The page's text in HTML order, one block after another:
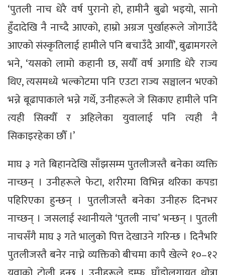
‘पुतली नाच धेरै वर्ष पुरानो हो, हामीनै बुढो भइयो, सानो
हुँदादेखि नै नाच्दै आएको, हाम्रो अग्रज पुर्खाहरूले जोगाउँदै
आएको संस्कृतिलाई हामीले पनि बचाउँदै आयौँ’, बुढामगरले
भने, ‘यसको लामो कहानी छ, सयौँ वर्ष अगाडि धेरै राज्य
थिए, त्यसमध्ये भल्कोटमा पनि एउटा राज्य सञ्चालन भएको
भन्ने बूढापाकाले भन्ने गर्थे, उनीहरूले जे सिकाए हामीले पनि
त्यही सिक्यौँ र अहिलेका युवालाई पनि त्यही नै
सिकाइरहेका छौँ ।’
माघ ३ गते बिहानदेखि साँझसम्म पुतलीजस्तै बनेका व्यक्ति
नाच्छन् । उनीहरूले फेटा, शरीरमा विभिन्न थरिका कपडा
पहिरिएका हुन्छन् । पुतलीजस्तै बनेका उनीहरु दिनभर
नाच्छन् । जसलाई स्थानीयले ‘पुतली नाच’ भन्छन् । पुतली
नाचसँगै माघ ३ गते भालुको पित्त देखाउने गरिन्छ । दिनैभरि
पुतलीजस्तै बनेर नाच्ने व्यक्तिको बीचमा कापै खेल्ने १०–१२